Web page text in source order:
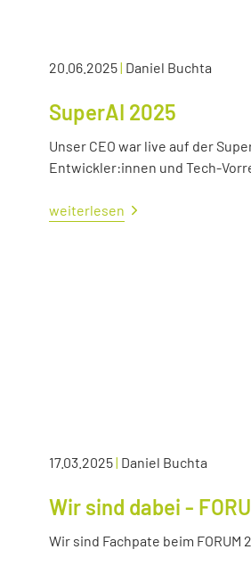
20.06.2025| Daniel Buchta
SuperAI 2025
Unser CEO war live auf der
Entwickler:innen und Tech-
weiterlesen
17.03.2025| Daniel Buchta
Wir sind dabei -
Wir sind Fachpate beim